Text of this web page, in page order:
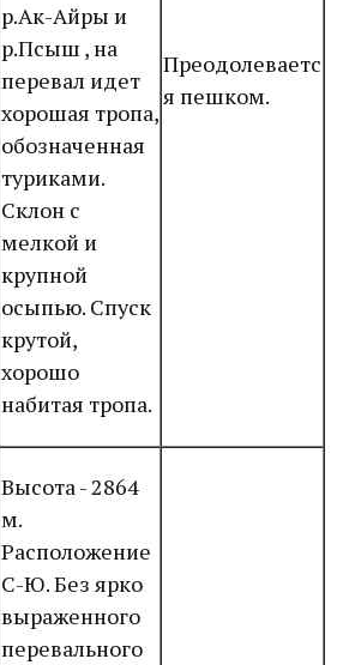
р.Ак-Айры и
р.Псыш , на
перевал идет
хорошая тропа,
обозначенная
туриками.
Склон с
мелкой и
крупной
осыпью. Спуск
крутой,
хорошо
набитая тропа.
Преодолеваетс
я пешком.
Высота - 2864
м.
Расположение
С-Ю. Без ярко
выраженного
перевального